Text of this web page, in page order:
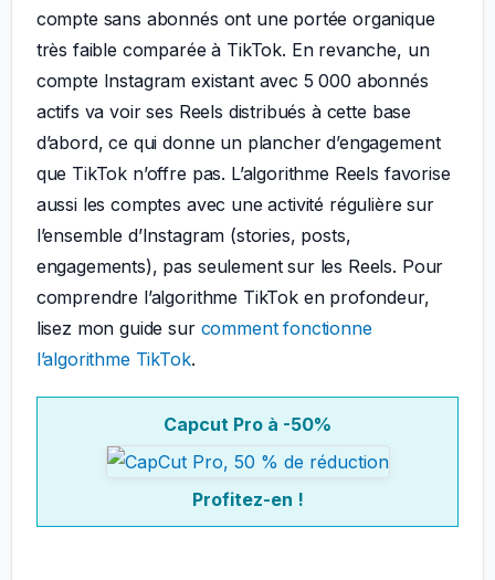
compte sans abonnés ont une portée organique
très faible comparée à TikTok. En revanche, un
compte Instagram existant avec 5 000 abonnés
actifs va voir ses Reels distribués à cette base
d’abord, ce qui donne un plancher d’engagement
que TikTok n’offre pas. L’algorithme Reels favorise
aussi les comptes avec une activité régulière sur
l’ensemble d’Instagram (stories, posts,
engagements), pas seulement sur les Reels. Pour
comprendre l’algorithme TikTok en profondeur,
lisez mon guide sur comment fonctionne
l’algorithme TikTok.
Capcut Pro à -50%
Profitez-en !